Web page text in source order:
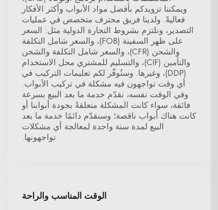
ويمكننا تزويدكم بأفضل مواد الأبواب وأكثر الأفكار
فعاليةً. ولدينا فريق محترف متخصص في عمليات
التصدير، ونلتزم بشروط التجارة الدولية مثل: السعر
على ظهر السفينة (FOB)، والسعر شامل التكلفة
والشحن (CFR)، والسعر شامل التكلفة والشحن
والتأمين (CIF)، والتسليم للمشتري محل الاستخدام
(DDP)، وغيرها. وسنُوفّر لكم تعليمات التركيب في
أي وقت تواجهون فيه مشكلة في تركيب الأبواب.
وفي الوقت نفسه، نقدّم خدمة ما بعد البيع بسرعة
فائقة، سواء كانت المشكلة متعلقةً بجودة أبوابنا أو
كانت هناك أبواب ناقصة؛ وسنقدّم دائمًا خدمة ما بعد
البيع لمدة سنة واحدة لمعالجة أي مشكلات
تواجهونها.
الوقت المناسب والراحة